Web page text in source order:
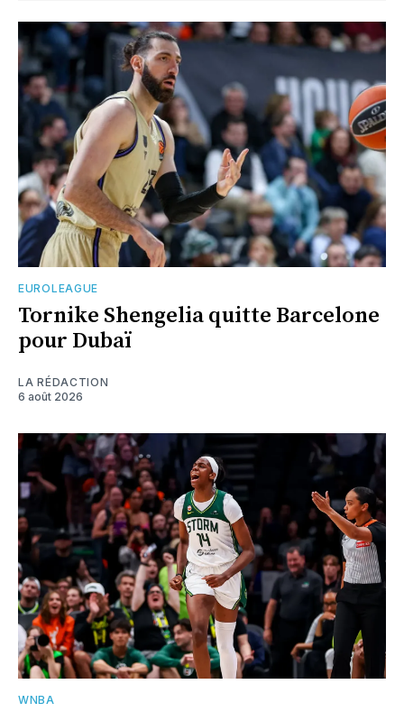
EUROLEAGUE
Tornike Shengelia quitte Barcelone
pour Dubaï
LA RÉDACTION
6 août 2026
WNBA